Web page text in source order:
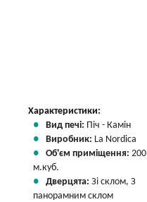
Характеристики:
Вид печі: Піч - Камін
Виробник: La Nordica
Об'єм приміщення:
м.куб.
Дверцята: Зі склом, З
панорамним склом